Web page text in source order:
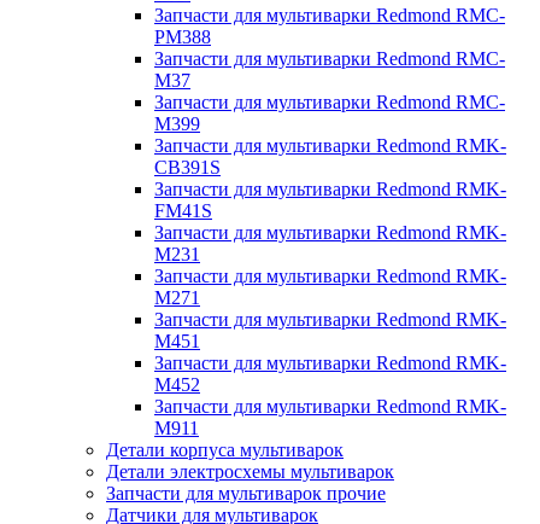
Запчасти для мультиварки Redmond RMC-
PM388
Запчасти для мультиварки Redmond RMC-
M37
Запчасти для мультиварки Redmond RMC-
M399
Запчасти для мультиварки Redmond RMK-
CB391S
Запчасти для мультиварки Redmond RMK-
FM41S
Запчасти для мультиварки Redmond RMK-
M231
Запчасти для мультиварки Redmond RMK-
M271
Запчасти для мультиварки Redmond RMK-
M451
Запчасти для мультиварки Redmond RMK-
M452
Запчасти для мультиварки Redmond RMK-
M911
Детали корпуса мультиварок
Детали электросхемы мультиварок
Запчасти для мультиварок прочие
Датчики для мультиварок